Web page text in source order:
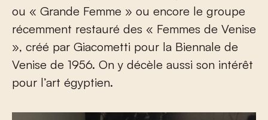
ou « Grande Femme » ou encore le groupe
récemment restauré des « Femmes de Venise
», créé par Giacometti pour la Biennale de
Venise de 1956. On y décèle aussi son intérêt
pour l’art égyptien.